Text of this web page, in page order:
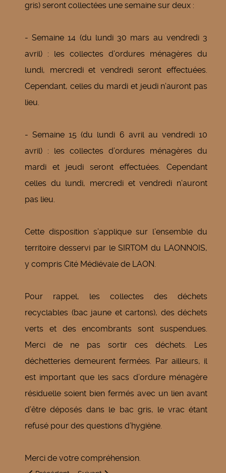
gris) seront collectées une semaine sur deux :
- Semaine 14 (du lundi 30 mars au vendredi 3
avril) : les collectes d’ordures ménagères du
lundi, mercredi et vendredi seront effectuées.
Cependant, celles du mardi et jeudi n’auront pas
lieu.
- Semaine 15 (du lundi 6 avril au vendredi 10
avril) : les collectes d’ordures ménagères du
mardi et jeudi seront effectuées. Cependant
celles du lundi, mercredi et vendredi n’auront
pas lieu.
Cette disposition s’applique sur l’ensemble du
territoire desservi par le SIRTOM du LAONNOIS,
y compris Cité Médiévale de LAON.
Pour rappel, les collectes des déchets
recyclables (bac jaune et cartons), des déchets
verts et des encombrants sont suspendues.
Merci de ne pas sortir ces déchets. Les
déchetteries demeurent fermées. Par ailleurs, il
est important que les sacs d’ordure ménagère
résiduelle soient bien fermés avec un lien avant
d’être déposés dans le bac gris, le vrac étant
refusé pour des questions d’hygiène.
Merci de votre compréhension.